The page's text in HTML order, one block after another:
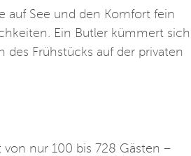
auf See und den Komfort fein
Ein Butler kümmert sich
des Frühstücks auf der privaten
nur 100 bis 728 Gästen –